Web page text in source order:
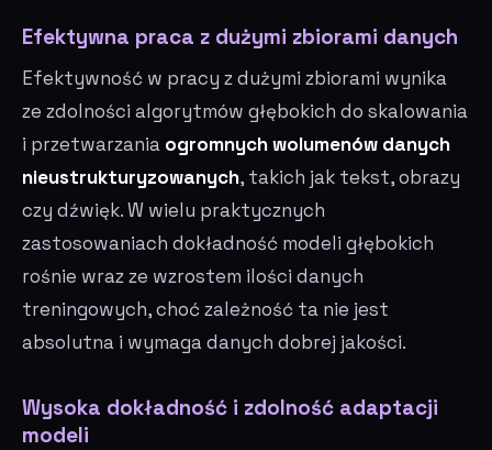
Efektywna praca z dużymi zbiorami danych
Efektywność w pracy z dużymi zbiorami wynika
ze zdolności algorytmów głębokich do skalowania
i przetwarzania ogromnych wolumenów danych
nieustrukturyzowanych, takich jak tekst, obrazy
czy dźwięk. W wielu praktycznych
zastosowaniach dokładność modeli głębokich
rośnie wraz ze wzrostem ilości danych
treningowych, choć zależność ta nie jest
absolutna i wymaga danych dobrej jakości.
Wysoka dokładność i zdolność adaptacji
modeli